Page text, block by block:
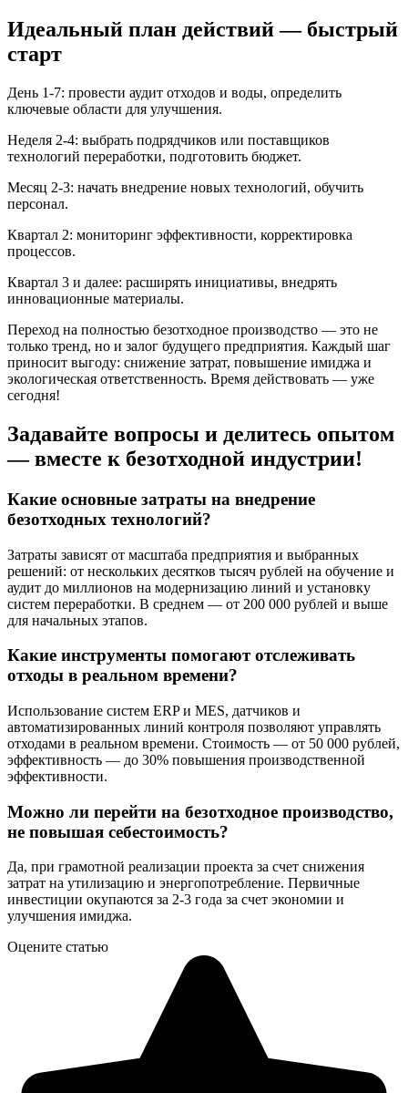
Идеальный план действий — быстрый
старт
День 1-7: провести аудит отходов и воды, определить
ключевые области для улучшения.
Неделя 2-4: выбрать подрядчиков или поставщиков
технологий переработки, подготовить бюджет.
Месяц 2-3: начать внедрение новых технологий, обучить
персонал.
Квартал 2: мониторинг эффективности, корректировка
процессов.
Квартал 3 и далее: расширять инициативы, внедрять
инновационные материалы.
Переход на полностью безотходное производство — это не
только тренд, но и залог будущего предприятия. Каждый шаг
приносит выгоду: снижение затрат, повышение имиджа и
экологическая ответственность. Время действовать — уже
сегодня!
Задавайте вопросы и делитесь опытом
— вместе к безотходной индустрии!
Какие основные затраты на внедрение
безотходных технологий?
Затраты зависят от масштаба предприятия и выбранных
решений: от нескольких десятков тысяч рублей на обучение и
аудит до миллионов на модернизацию линий и установку
систем переработки. В среднем — от 200 000 рублей и выше
для начальных этапов.
Какие инструменты помогают отслеживать
отходы в реальном времени?
Использование систем ERP и MES, датчиков и
автоматизированных линий контроля позволяют управлять
отходами в реальном времени. Стоимость — от 50 000 рублей,
эффективность — до 30% повышения производственной
эффективности.
Можно ли перейти на безотходное производство,
не повышая себестоимость?
Да, при грамотной реализации проекта за счет снижения
затрат на утилизацию и энергопотребление. Первичные
инвестиции окупаются за 2-3 года за счет экономии и
улучшения имиджа.
Оцените статью